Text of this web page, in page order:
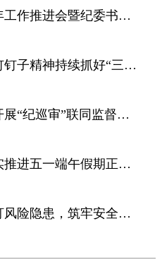
集团纪委召开半年工作推进会暨纪委书记党课专题会
股份公司纪委以钉钉子精神持续抓好“三化”建设年行动
制药公司党总支开展“纪巡审”联同监督检查工作
国药公司纪委扎实推进五一端午假期正风肃纪
股份公司纪委紧盯风险隐患，筑牢安全生产防线